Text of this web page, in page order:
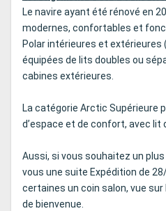
Le navire ayant été rénové en
modernes, confortables et
Polar intérieures et extérieures
équipées de lits doubles ou
cabines extérieures.
La catégorie Arctic Supérieure
d’espace et de confort, avec lit
Aussi, si vous souhaitez un
vous une suite Expédition de
certaines un coin salon, vue
de bienvenue.